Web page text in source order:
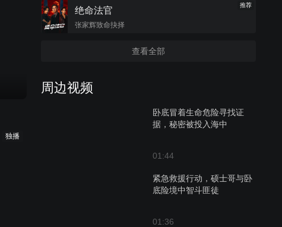
绝命法官
张家辉致命抉择
推荐
查看全部
周边视频
卧底冒着生命危险寻找证
据，秘密被投入海中
01:44
紧急救援行动，硕士哥与卧
底险境中智斗匪徒
01:36
独播